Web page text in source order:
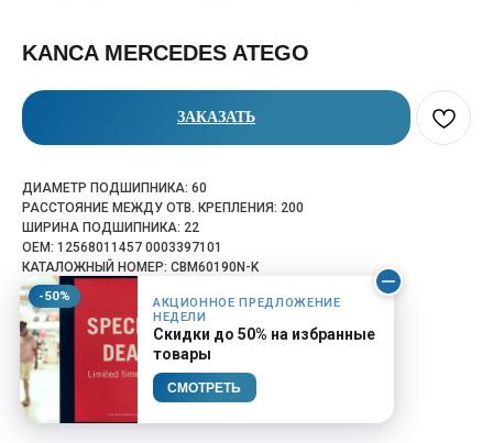
-50%
АКЦИОННОЕ ПРЕДЛОЖЕНИЕ
НЕДЕЛИ
Скидки до 50% на избранные
товары
СМОТРЕТЬ
KANCA MERCEDES ATEGO
ЗАКАЗАТЬ
ДИАМЕТР ПОДШИПНИКА: 60
РАССТОЯНИЕ МЕЖДУ ОТВ. КРЕПЛЕНИЯ: 200
ШИРИНА ПОДШИПНИКА: 22
OEM: 12568011457 0003397101
КАТАЛОЖНЫЙ НОМЕР: CBM60190N-K